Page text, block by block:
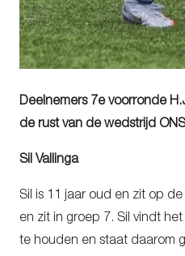
Deelnemers 7e voorronde
de rust van de wedstrijd
Sil Vallinga
Sil is 11 jaar oud en zit op
en zit in groep 7. Sil vindt
te houden en staat daarom